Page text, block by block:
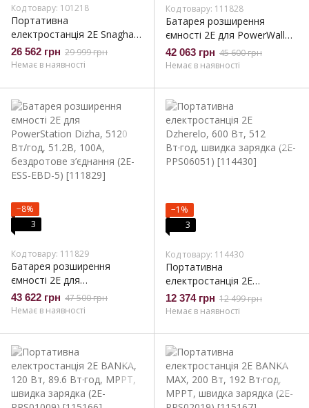
Код товару: 101218
Портативна
електростанція 2Е Snagha
PRO, 1200 Вт, 1024 Вт/год,
WiFi/BT, швидка зарядка
26 562 грн 29 999 грн
Немає в наявності
Код товару: 111828
Батарея розширення
ємності 2E для PowerWall
Vezha, 5120 Вт/год, 51.2В,
100А, бездротове з’єднання
42 063 грн 45 600 грн
Немає в наявності
−8%
3
Код товару: 111829
Батарея розширення
ємності 2E для
PowerStation Dizha, 5120
Вт/год, 51.2В, 100А,
ESS-EBD-5)
43 622 грн 47 500 грн
Немає в наявності
−1%
3
Код товару: 114430
Портативна
електростанція 2Е
Dzherelo, 600 Вт, 512
Вт·год, швидка зарядка (2E-
12 374 грн 12 499 грн
Немає в наявності